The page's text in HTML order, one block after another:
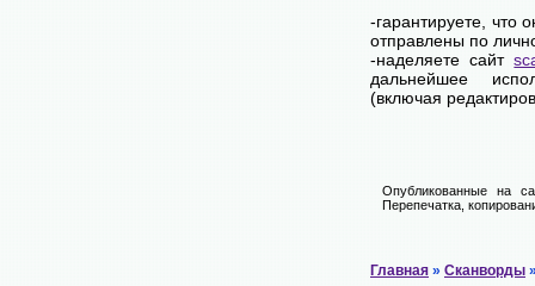
-гарантируете, что
отправлены по
-наделяете сайт
дальнейшее
(включая
Опубликованные на
Перепечатка,
Главная » Сканворды